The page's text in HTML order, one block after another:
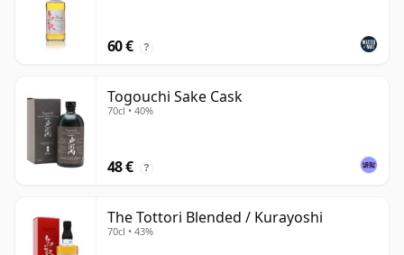
60 € ?
Togouchi Sake Cask
70cl • 40%
48 € ?
The Tottori Blended / Kurayoshi
70cl • 43%